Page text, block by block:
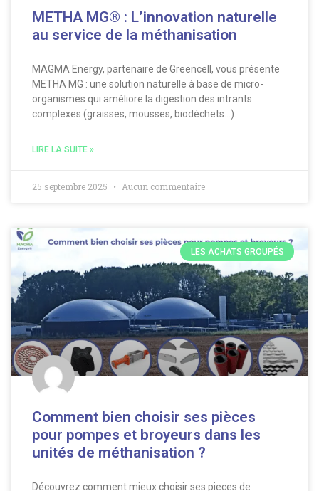
METHA MG® : L’innovation naturelle
au service de la méthanisation
MAGMA Energy, partenaire de Greencell, vous présente
METHA MG : une solution naturelle à base de micro-
organismes qui améliore la digestion des intrants
complexes (graisses, mousses, biodéchets…).
LIRE LA SUITE »
25 septembre 2025 Aucun commentaire
LES ACHATS GROUPÉS
Comment bien choisir ses pièces
pour pompes et broyeurs dans les
unités de méthanisation ?
Découvrez comment mieux choisir ses pieces de